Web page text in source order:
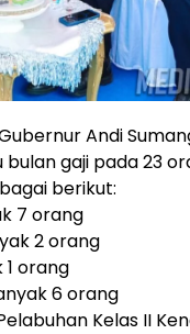
Andi
gaji pada 23
berikut:
7 orang
2 orang
1 orang
6 orang
Kelas II